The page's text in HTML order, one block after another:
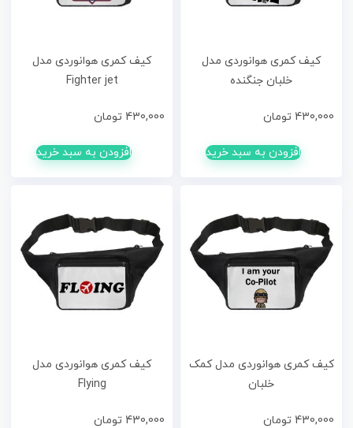
کیف کمری هوانوردی مدل
خلبان جنگنده
430,000 تومان
افزودن به سبد خرید
کیف کمری هوانوردی مدل
Fighter jet
430,000 تومان
افزودن به سبد خرید
کیف کمری هوانوردی مدل کمک
خلبان
430,000 تومان
کیف کمری هوانوردی مدل
Flying
430,000 تومان